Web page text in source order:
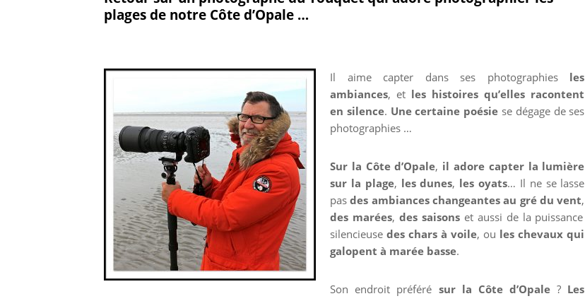
plages de notre Côte d’Opale …
Il aime capter dans ses photographies les
ambiances, et les histoires qu’elles racontent
en silence. Une certaine poésie se dégage de ses
photographies …
Sur la Côte d’Opale, il adore capter la lumière
sur la plage, les dunes, les oyats… Il ne se lasse
pas des ambiances changeantes au gré du vent,
des marées, des saisonset aussi de la puissance
silencieusedes chars à voile, ou les chevaux qui
galopent à marée basse.
Son endroit préféré sur la Côte d’Opale ? Les